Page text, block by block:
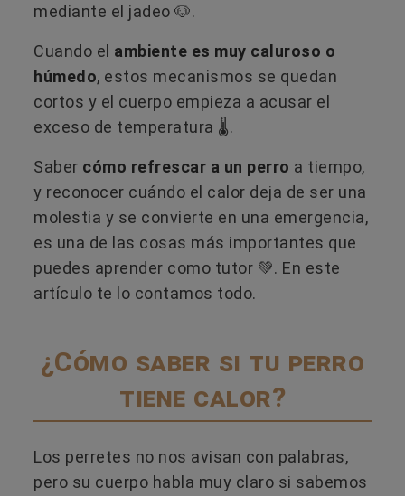
mediante el jadeo 🐶​.
Cuando el ambiente es muy caluroso o
húmedo, estos mecanismos se quedan
cortos y el cuerpo empieza a acusar el
exceso de temperatura 🌡️.
Saber cómo refrescar a un perro a tiempo,
y reconocer cuándo el calor deja de ser una
molestia y se convierte en una emergencia,
es una de las cosas más importantes que
puedes aprender como tutor 💚. En este
artículo te lo contamos todo.
¿Cómo saber si tu perro
tiene calor?
Los perretes no nos avisan con palabras,
pero su cuerpo habla muy claro si sabemos